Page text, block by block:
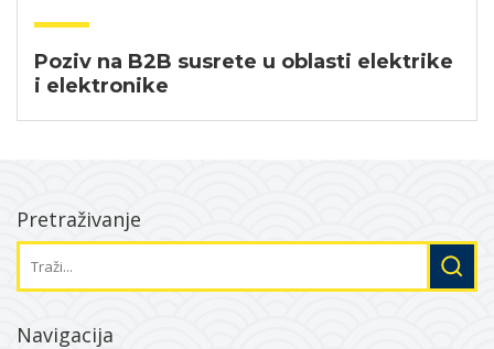
Poziv na B2B susrete u oblasti elektrike
i elektronike
Pretraživanje
Navigacija